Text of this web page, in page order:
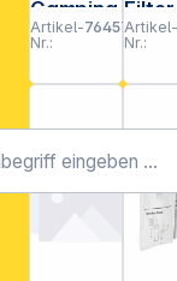
Camping
Kitchen 2
Grill &
Go CV
Artikel-
Nr.:
764570
Filter
lter
Artikel-
Nr.: